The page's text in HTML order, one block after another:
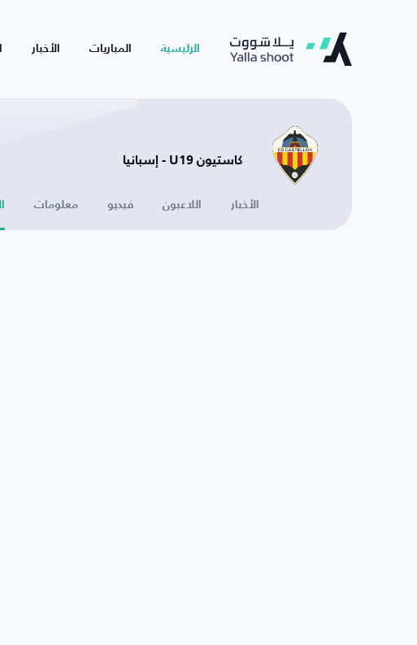
الرئيسية المباريات الأخبار
كاستيون U19 - إسبانيا
الأخبار اللاعبون فيديو معلومات